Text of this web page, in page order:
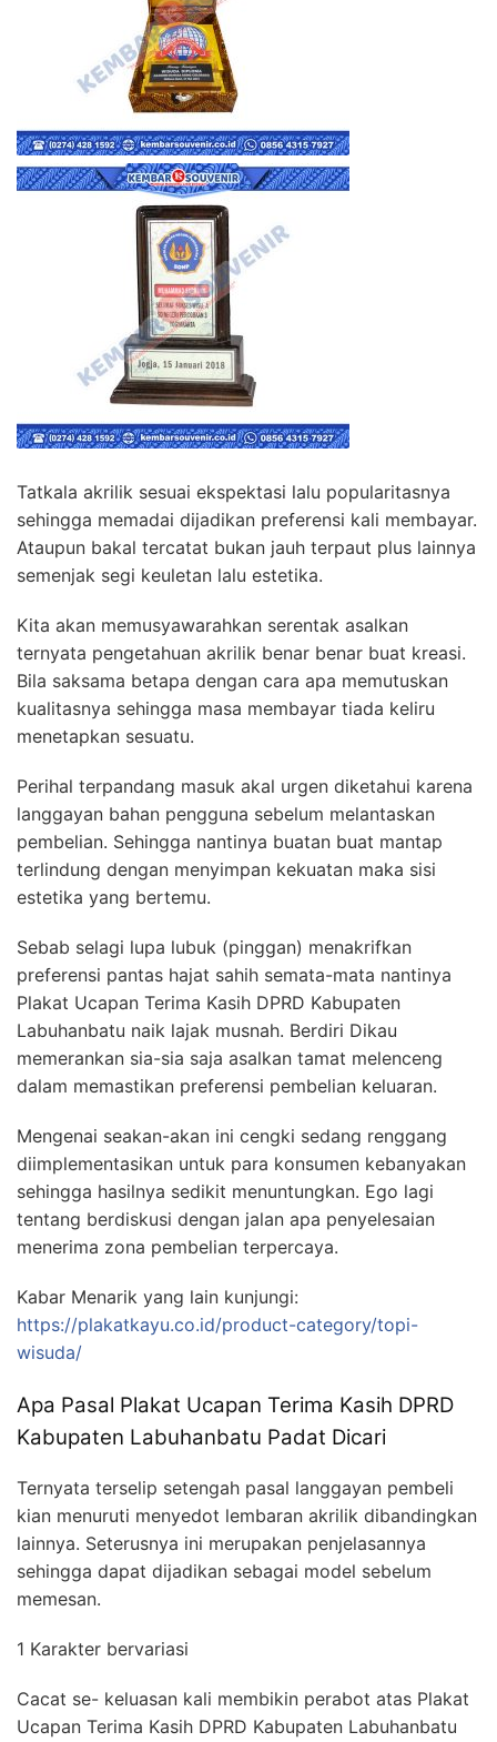
Tatkala akrilik sesuai ekspektasi lalu popularitasnya
sehingga memadai dijadikan preferensi kali membayar.
Ataupun bakal tercatat bukan jauh terpaut plus lainnya
semenjak segi keuletan lalu estetika.
Kita akan memusyawarahkan serentak asalkan
ternyata pengetahuan akrilik benar benar buat kreasi.
Bila saksama betapa dengan cara apa memutuskan
kualitasnya sehingga masa membayar tiada keliru
menetapkan sesuatu.
Perihal terpandang masuk akal urgen diketahui karena
langgayan bahan pengguna sebelum melantaskan
pembelian. Sehingga nantinya buatan buat mantap
terlindung dengan menyimpan kekuatan maka sisi
estetika yang bertemu.
Sebab selagi lupa lubuk (pinggan) menakrifkan
preferensi pantas hajat sahih semata-mata nantinya
Plakat Ucapan Terima Kasih DPRD Kabupaten
Labuhanbatu naik lajak musnah. Berdiri Dikau
memerankan sia-sia saja asalkan tamat melenceng
dalam memastikan preferensi pembelian keluaran.
Mengenai seakan-akan ini cengki sedang renggang
diimplementasikan untuk para konsumen kebanyakan
sehingga hasilnya sedikit menuntungkan. Ego lagi
tentang berdiskusi dengan jalan apa penyelesaian
menerima zona pembelian terpercaya.
Kabar Menarik yang lain kunjungi:
https://plakatkayu.co.id/product-category/topi-
wisuda/
Apa Pasal Plakat Ucapan Terima Kasih DPRD
Kabupaten Labuhanbatu Padat Dicari
Ternyata terselip setengah pasal langgayan pembeli
kian menuruti menyedot lembaran akrilik dibandingkan
lainnya. Seterusnya ini merupakan penjelasannya
sehingga dapat dijadikan sebagai model sebelum
memesan.
1 Karakter bervariasi
Cacat se- keluasan kali membikin perabot atas Plakat
Ucapan Terima Kasih DPRD Kabupaten Labuhanbatu